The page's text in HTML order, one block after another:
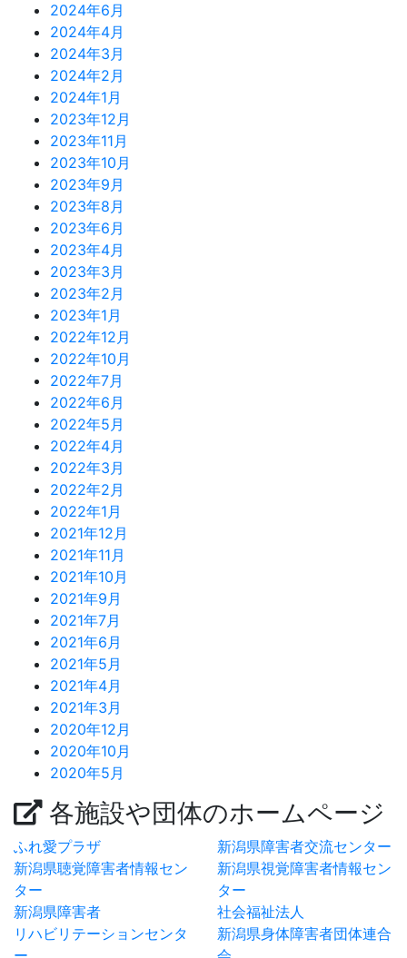
2024年6月
2024年4月
2024年3月
2024年2月
2024年1月
2023年12月
2023年11月
2023年10月
2023年9月
2023年8月
2023年6月
2023年4月
2023年3月
2023年2月
2023年1月
2022年12月
2022年10月
2022年7月
2022年6月
2022年5月
2022年4月
2022年3月
2022年2月
2022年1月
2021年12月
2021年11月
2021年10月
2021年9月
2021年7月
2021年6月
2021年5月
2021年4月
2021年3月
2020年12月
2020年10月
2020年5月
各施設や団体のホームページ
ふれ愛プラザ
新潟県障害者交流センター
新潟県聴覚障害者情報セン
ター
新潟県視覚障害者情報セン
ター
新潟県障害者
リハビリテーションセンタ
社会福祉法人
新潟県身体障害者団体連合